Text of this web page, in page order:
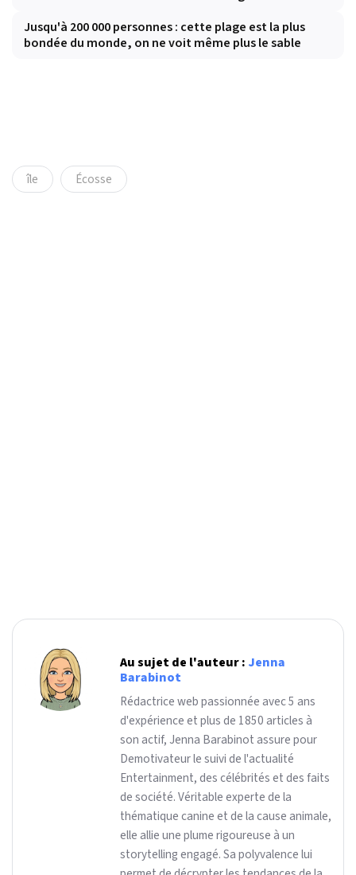
Jusqu'à 200 000 personnes : cette plage est la plus
bondée du monde, on ne voit même plus le sable
île Écosse
Au sujet de l'auteur : Jenna
Barabinot
Rédactrice web passionnée avec 5 ans
d'expérience et plus de 1850 articles à
son actif, Jenna Barabinot assure pour
Demotivateur le suivi de l'actualité
Entertainment, des célébrités et des faits
de société. Véritable experte de la
thématique canine et de la cause animale,
elle allie une plume rigoureuse à un
storytelling engagé. Sa polyvalence lui